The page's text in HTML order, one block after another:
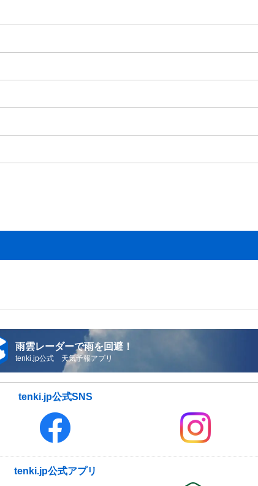
雨雲レーダーで雨を回避！
tenki.jp公式 天気予報アプリ
tenki.jp公式SNS
tenki.jp公式アプリ